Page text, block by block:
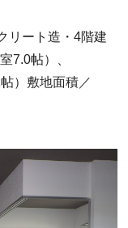
リート造・4階建
7.0帖）、
）敷地面積／